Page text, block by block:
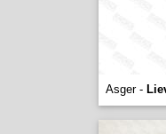
Asger -